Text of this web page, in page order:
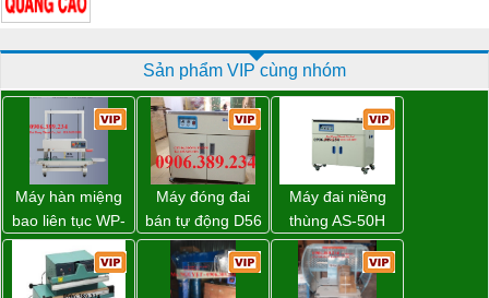
Sản phẩm VIP cùng nhóm
Máy hàn miệng
bao liên tục WP-
1200V chính
hãng giá tốt
Máy đóng đai
bán tự động D56
Strapack
Máy đai niềng
thùng AS-50H
Wellpack